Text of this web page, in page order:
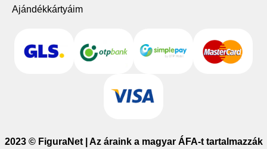
Ajándékkártyáim
2023 © FiguraNet | Az áraink a magyar ÁFA-t tartalmazzák